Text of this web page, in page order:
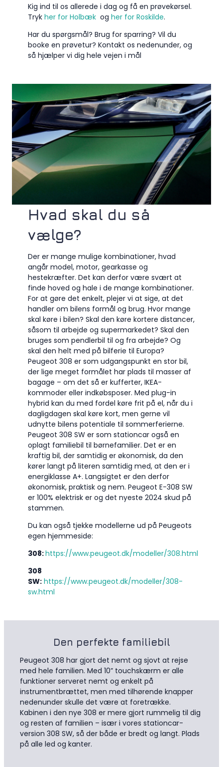
Kig ind til os allerede i dag og få en prøvekørsel.
Tryk her for Holbæk og her for Roskilde.
Har du spørgsmål? Brug for sparring? Vil du
booke en prøvetur? Kontakt os nedenunder, og
så hjælper vi dig hele vejen i mål
Hvad skal du så
vælge?
Der er mange mulige kombinationer, hvad
angår model, motor, gearkasse og
hestekræfter. Det kan derfor være svært at
finde hoved og hale i de mange kombinationer.
For at gøre det enkelt, plejer vi at sige, at det
handler om bilens formål og brug. Hvor mange
skal køre i bilen? Skal den køre kortere distancer,
såsom til arbejde og supermarkedet? Skal den
bruges som pendlerbil til og fra arbejde? Og
skal den helt med på bilferie til Europa?
Peugeot 308 er som udgangspunkt en stor bil,
der lige meget formålet har plads til masser af
bagage – om det så er kufferter, IKEA-
kommoder eller indkøbsposer. Med plug-in
hybrid kan du med fordel køre frit på el, når du i
dagligdagen skal køre kort, men gerne vil
udnytte bilens potentiale til sommerferierne.
Peugeot 308 SW er som stationcar også en
oplagt familiebil til børnefamilier. Det er en
kraftig bil, der samtidig er økonomisk, da den
kører langt på literen samtidig med, at den er i
energiklasse A+. Langsigtet er den derfor
økonomisk, praktisk og nem. Peugeot E-308 SW
er 100% elektrisk er og det nyeste 2024 skud på
stammen.
Du kan også tjekke modellerne ud på Peugeots
egen hjemmeside:
308:https://www.peugeot.dk/modeller/308.html
308
SW: https://www.peugeot.dk/modeller/308-
sw.html
Den perfekte familiebil
Peugeot 308 har gjort det nemt og sjovt at rejse
med hele familien. Med 10” touchskærm er alle
funktioner serveret nemt og enkelt på
instrumentbrættet, men med tilhørende knapper
nedenunder skulle det være at foretrække.
Kabinen i den nye 308 er mere gjort rummelig til dig
og resten af familien – især i vores stationcar-
version 308 SW, så der både er bredt og langt. Plads
på alle led og kanter.